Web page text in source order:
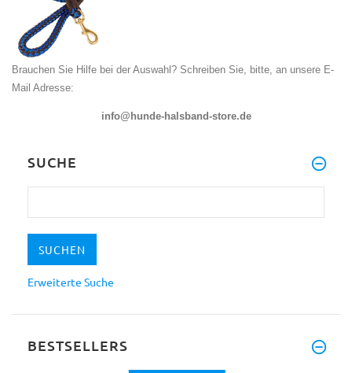
Brauchen Sie Hilfe bei der Auswahl? Schreiben Sie, bitte, an unsere E-
Mail Adresse:
info@hunde-halsband-store.de
SUCHE
Erweiterte Suche
BESTSELLERS